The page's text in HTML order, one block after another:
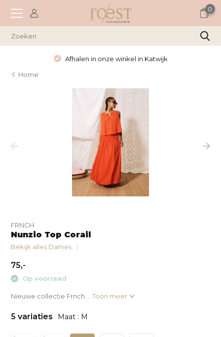
0
Afhalen in onze winkel in Katwijk
Home
FRNCH
Nunzio Top Corail
Bekijk alles Dames
75,-
Op voorraad
Nieuwe collectie Frnch....Toon meer
5 variaties Maat : M